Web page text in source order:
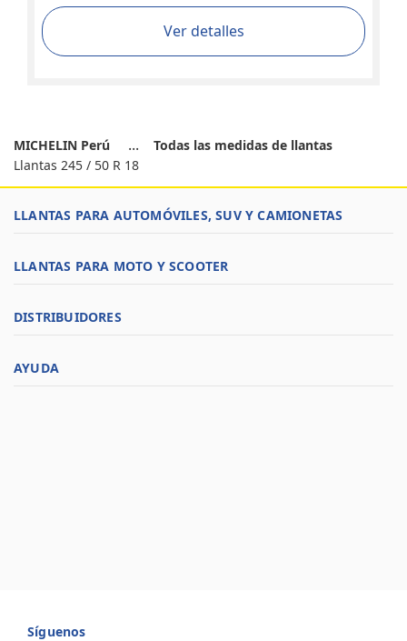
Ver detalles
MICHELIN Perú
Todas las medidas de llantas
Llantas 245 / 50 R 18
LLANTAS PARA AUTOMÓVILES, SUV Y CAMIONETAS
LLANTAS PARA MOTO Y SCOOTER
DISTRIBUIDORES
AYUDA
Síguenos